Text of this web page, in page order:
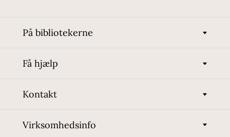
På bibliotekerne
Få hjælp
Kontakt
Virksomhedsinfo